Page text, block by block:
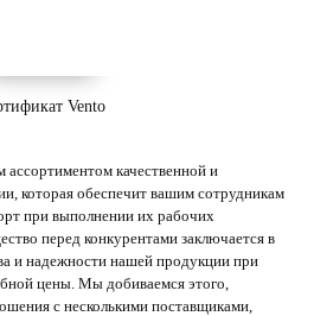
качественной и
которая обеспечит вашим сотрудникам
при выполнении их рабочих
перед конкурентами заключается в
и надежности нашей продукции при
цены. Мы добиваемся этого,
с несколькими поставщиками,